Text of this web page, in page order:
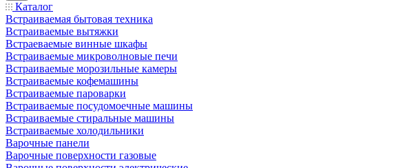
Каталог
Встраиваемая бытовая техника
Встраиваемые вытяжки
Встраеваемые винные шкафы
Встраиваемые микроволновые печи
Встраиваемые морозильные камеры
Встраиваемые кофемашины
Встраиваемые пароварки
Встраиваемые посудомоечные машины
Встраиваемые стиральные машины
Встраиваемые холодильники
Варочные панели
Варочные поверхности газовые